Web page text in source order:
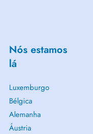
Nós estamos
lá
Luxemburgo
Bélgica
Alemanha
Áustria